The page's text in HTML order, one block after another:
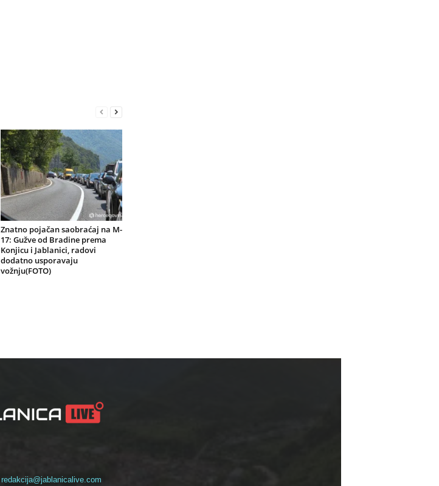
Znatno pojačan saobraćaj na M-
17: Gužve od Bradine prema
Konjicu i Jablanici, radovi
dodatno usporavaju
vožnju(FOTO)
redakcija@jablanicalive.com